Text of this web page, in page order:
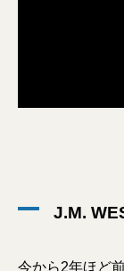
J.M.
今から2年ほど